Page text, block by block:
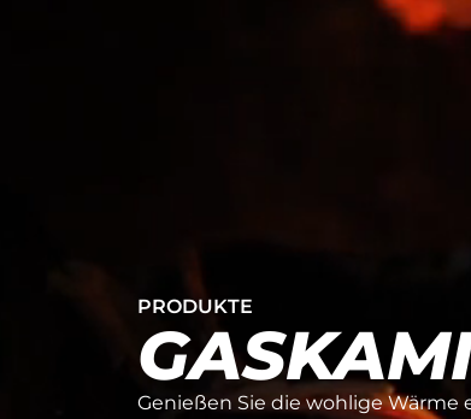
PRODUKTE
Genießen Sie die wohlige Wärme